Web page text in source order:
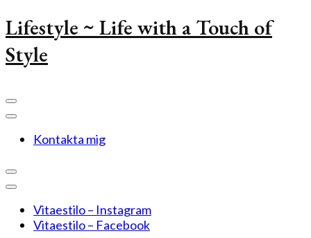
Lifestyle ~ Life with a Touch of
Style
Kontakta mig
Vitaestilo – Instagram
Vitaestilo – Facebook